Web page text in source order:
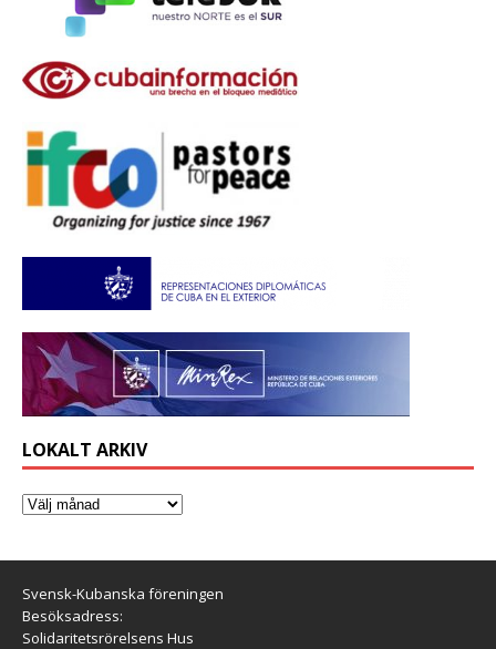
LOKALT ARKIV
Svensk-Kubanska föreningen
Besöksadress:
Solidaritetsrörelsens Hus